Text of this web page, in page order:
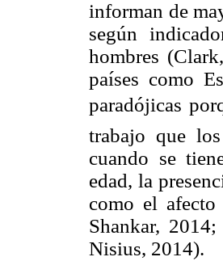
informan de
según
hombres
países como
paradójicas
trabajo que
cuando se
edad, la
como el
Shankar,
Nisius, 2014).